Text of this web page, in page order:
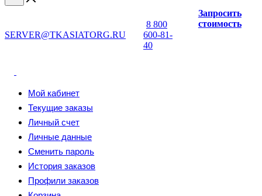
SERVER@TKASIATORG.RU
8 800
600-81-
40
Запросить
стоимость
Мой кабинет
Текущие заказы
Личный счет
Личные данные
Сменить пароль
История заказов
Профили заказов